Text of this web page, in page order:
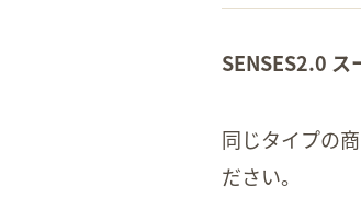
SENSES2.0 ス
同じタイプの
ださい。